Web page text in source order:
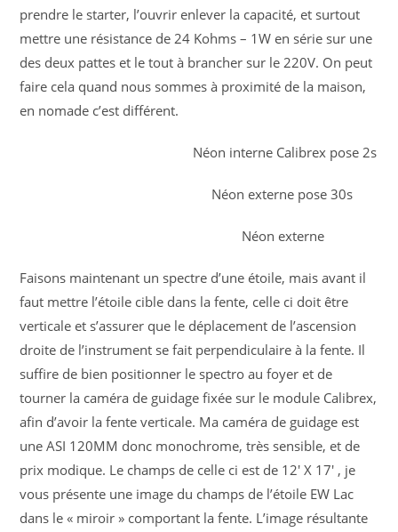
prendre le starter, l’ouvrir enlever la capacité, et surtout
mettre une résistance de 24 Kohms – 1W en série sur une
des deux pattes et le tout à brancher sur le 220V. On peut
faire cela quand nous sommes à proximité de la maison,
en nomade c’est différent.
Néon interne Calibrex pose 2s
Néon externe pose 30s
Néon externe
Faisons maintenant un spectre d’une étoile, mais avant il
faut mettre l’étoile cible dans la fente, celle ci doit être
verticale et s’assurer que le déplacement de l’ascension
droite de l’instrument se fait perpendiculaire à la fente. Il
suffire de bien positionner le spectro au foyer et de
tourner la caméra de guidage fixée sur le module Calibrex,
afin d’avoir la fente verticale. Ma caméra de guidage est
une ASI 120MM donc monochrome, très sensible, et de
prix modique. Le champs de celle ci est de 12′ X 17′ , je
vous présente une image du champs de l’étoile EW Lac
dans le « miroir » comportant la fente. L’image résultante